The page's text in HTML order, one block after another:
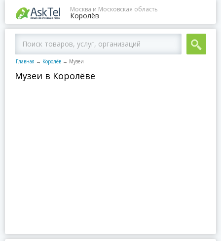
Москва и Московская область
Королёв
Главная → Королёв → Музеи
Музеи в Королёве